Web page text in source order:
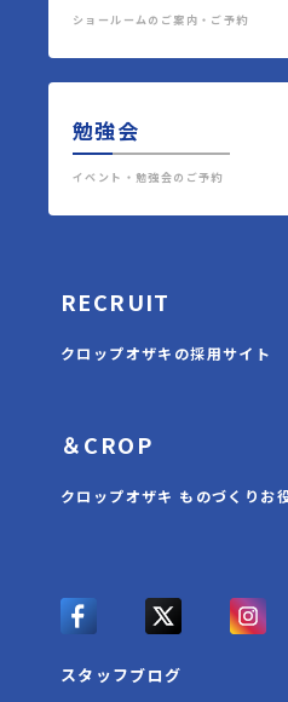
ショールームのご案内・ご予約
勉強会
イベント・勉強会のご予約
RECRUIT
クロップオザキの採用サイト
＆CROP
クロップオザキ ものづくりお
スタッフブログ